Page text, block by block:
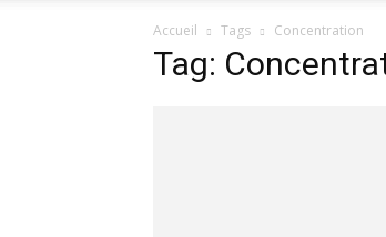
Accueil Tags Concentration
Tag: